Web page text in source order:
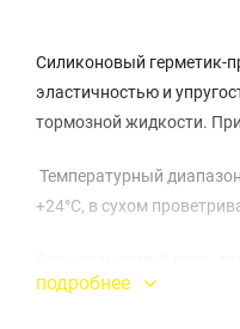
Силиконовый герметик-
эластичностью и
тормозной жидкости.
Температурный
+24°С, в сухом
подробнее